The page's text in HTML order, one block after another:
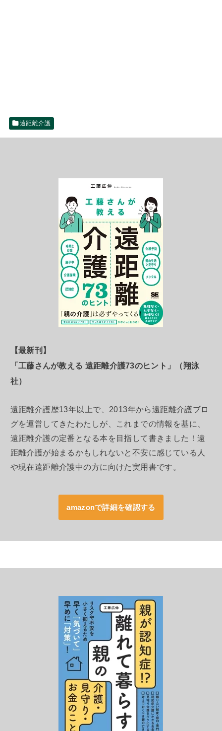
遠距離介護
【最新刊】
「工藤さんが教える 遠距離介護73のヒント」（翔泳
社）
遠距離介護歴13年以上で、2013年から遠距離介護ブロ
グを運営してきたわたしが、これまでの情報を基に、
遠距離介護の定番となる本を目指して書きました！遠
距離介護が始まるかもしれないと不安に感じている人
や現在遠距離介護中の方に向けた実用書です。
amazonで詳細を確認する